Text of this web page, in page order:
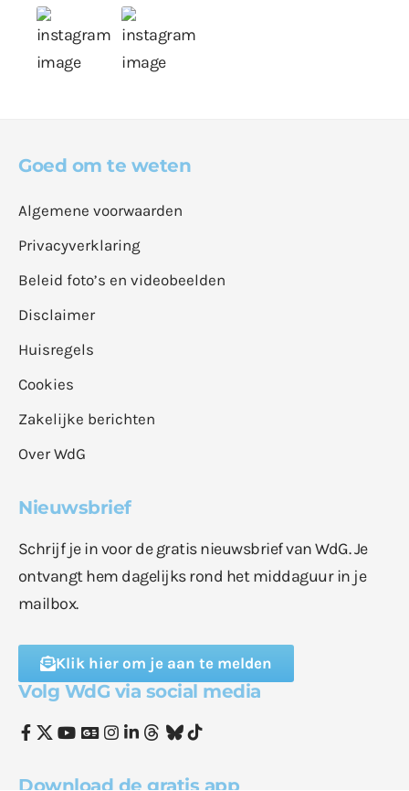
Goed om te weten
Algemene voorwaarden
Privacyverklaring
Beleid foto’s en videobeelden
Disclaimer
Huisregels
Cookies
Zakelijke berichten
Over WdG
Nieuwsbrief
Schrijf je in voor de gratis nieuwsbrief van WdG. Je
ontvangt hem dagelijks rond het middaguur in je
mailbox.
Klik hier om je aan te melden
Volg WdG via social media
Download de gratis app